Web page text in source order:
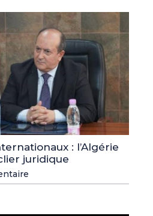
: l’Algérie
juridique